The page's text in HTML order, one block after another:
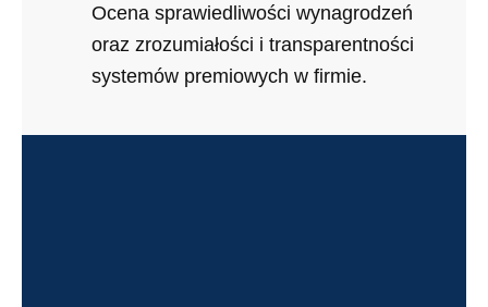
Ocena sprawiedliwości wynagrodzeń
oraz zrozumiałości i transparentności
systemów premiowych w firmie.